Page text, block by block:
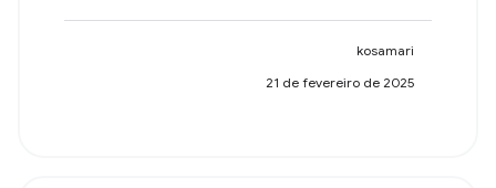
kosamari
21 de fevereiro de 2025